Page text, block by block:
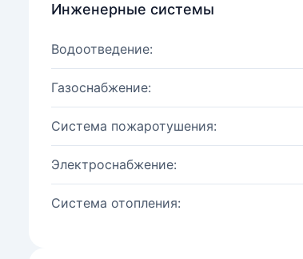
Инженерные системы
Водоотведение:
Газоснабжение:
Система пожаротушения:
Электроснабжение:
Система отопления: